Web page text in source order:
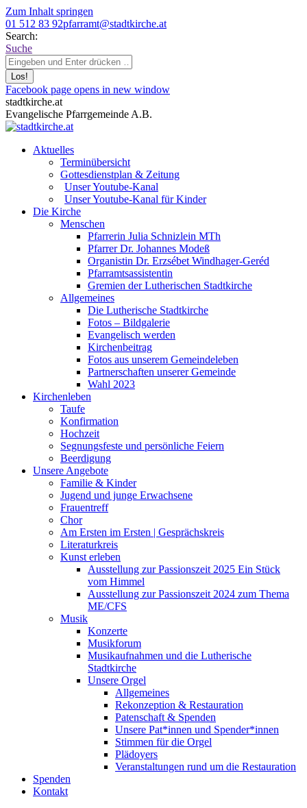
Zum Inhalt springen
01 512 83 92pfarramt@stadtkirche.at
Search:
Suche
Facebook page opens in new window
stadtkirche.at
Evangelische Pfarrgemeinde A.B.
Aktuelles
Terminübersicht
Gottesdienstplan & Zeitung
Unser Youtube-Kanal
Unser Youtube-Kanal für Kinder
Die Kirche
Menschen
Pfarrerin Julia Schnizlein MTh
Pfarrer Dr. Johannes Modeß
Organistin Dr. Erzsébet Windhager-Geréd
Pfarramtsassistentin
Gremien der Lutherischen Stadtkirche
Allgemeines
Die Lutherische Stadtkirche
Fotos – Bildgalerie
Evangelisch werden
Kirchenbeitrag
Fotos aus unserem Gemeindeleben
Partnerschaften unserer Gemeinde
Wahl 2023
Kirchenleben
Taufe
Konfirmation
Hochzeit
Segnungsfeste und persönliche Feiern
Beerdigung
Unsere Angebote
Familie & Kinder
Jugend und junge Erwachsene
Frauentreff
Chor
Am Ersten im Ersten | Gesprächskreis
Literaturkreis
Kunst erleben
Ausstellung zur Passionszeit 2025 Ein Stück
vom Himmel
Ausstellung zur Passionszeit 2024 zum Thema
ME/CFS
Musik
Konzerte
Musikforum
Musikaufnahmen und die Lutherische
Stadtkirche
Unsere Orgel
Allgemeines
Rekonzeption & Restauration
Patenschaft & Spenden
Unsere Pat*innen und Spender*innen
Stimmen für die Orgel
Plädoyers
Veranstaltungen rund um die Restauration
Spenden
Kontakt